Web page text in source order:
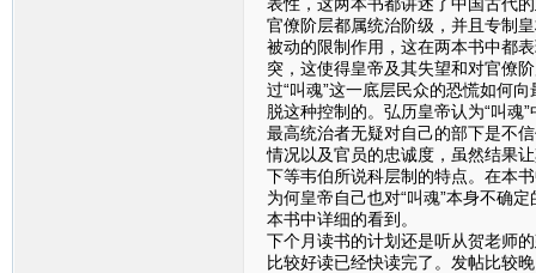
官僚阶层都属统治阶级，并且专制
被动的限制作用，这在两本书中都
突，这使得皇帝及其失望和对官僚
过“叫魂”这一底层民众的恐慌如何
脱这种控制的。弘历皇帝认为“叫魂
最高统治者无疑对自己的部下是不
情况以及官员的忠诚度，虽然结果
下等韦伯所说科层制的特点。在本
为何皇帝自己也对“叫魂”本身不确
本书中详细的看到。
下个月读书的计划还是听从贺老师
比较好读已经快读完了。发帖比较